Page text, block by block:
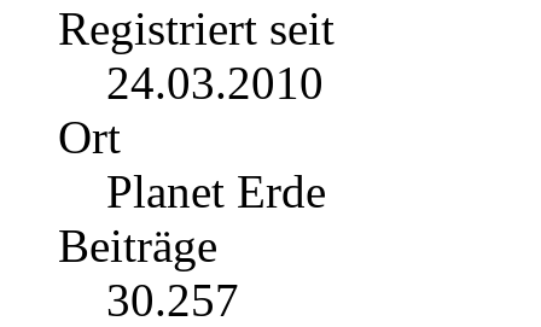
Registriert seit
24.03.2010
Ort
Planet Erde
Beiträge
30.257